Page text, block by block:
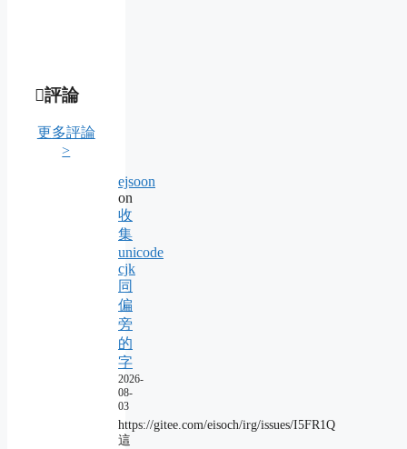
評論
更多評論
>
ejsoon
on
收
集
unicode
cjk
同
偏
旁
的
字
2026-
08-
03
https://gitee.com/eisoch/irg/issues/I5FR1Q
這